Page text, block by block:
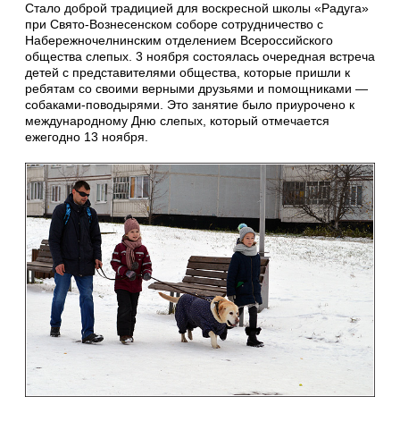
Стало доброй традицией для воскресной школы «Радуга»
при Свято-Вознесенском соборе сотрудничество с
Набережночелнинским отделением Всероссийского
общества слепых. 3 ноября состоялась очередная встреча
детей с представителями общества, которые пришли к
ребятам со своими верными друзьями и помощниками —
собаками-поводырями. Это занятие было приурочено к
международному Дню слепых, который отмечается
ежегодно 13 ноября.